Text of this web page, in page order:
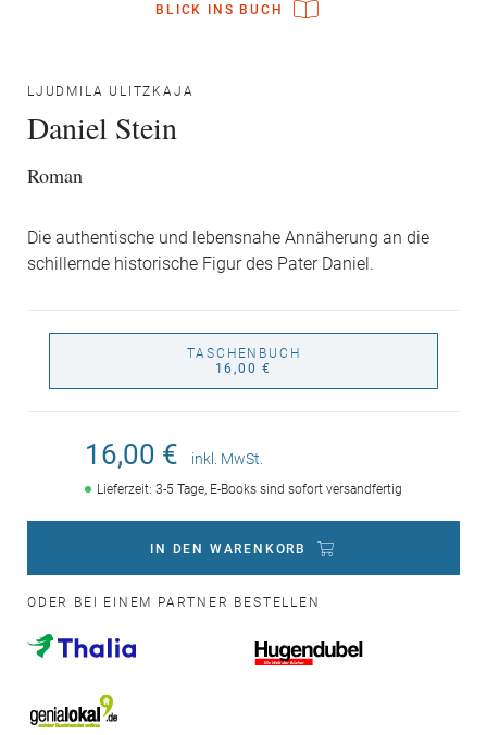
BLICK INS BUCH
LJUDMILA ULITZKAJA
Daniel Stein
Roman
Die authentische und lebensnahe Annäherung an die
schillernde historische Figur des Pater Daniel.
TASCHENBUCH
16,00 €
16,00 € inkl. MwSt.
Lieferzeit: 3-5 Tage, E-Books sind sofort versandfertig
IN DEN WARENKORB
ODER BEI EINEM PARTNER BESTELLEN